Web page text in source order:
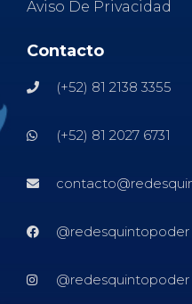
Aviso De Privacidad
Contacto
(+52) 81 2138 3355
(+52) 81 2027 6731
@redesquintopoder
@redesquintopoder